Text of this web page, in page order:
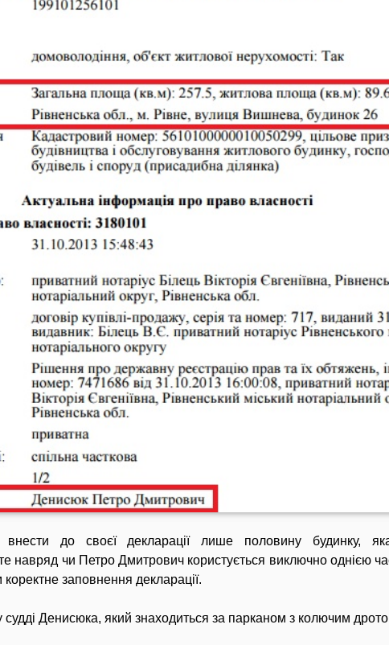
до своєї декларації лише половину будинку,
навряд чи Петро Дмитрович користується виключно однією
заповнення декларації.
судді Денисюка, який знаходиться за парканом з колючим